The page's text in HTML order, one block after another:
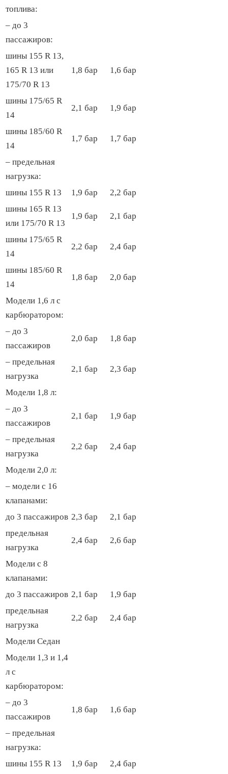
топлива:
– до 3
пассажиров:
шины 155 R 13,
165 R 13 или
175/70 R 13
1,8 бар 1,6 бар
шины 175/65 R
14
2,1 бар 1,9 бар
шины 185/60 R
14
1,7 бар 1,7 бар
– предельная
нагрузка:
шины 155 R 13
1,9 бар
2,2 бар
шины 165 R 13
или 175/70 R 13
1,9 бар 2,1 бар
шины 175/65 R
14
2,2 бар 2,4 бар
шины 185/60 R
14
1,8 бар 2,0 бар
Модели 1,6 л с
карбюратором:
– до 3
пассажиров
2,0 бар 1,8 бар
– предельная
нагрузка
2,1 бар 2,3 бар
Модели 1,8 л:
– до 3
пассажиров
2,1 бар 1,9 бар
– предельная
нагрузка
2,2 бар 2,4 бар
Модели 2,0 л:
– модели с 16
клапанами:
до 3 пассажиров 2,3 бар
2,1 бар
предельная
нагрузка
2,4 бар 2,6 бар
Модели с 8
клапанами:
до 3 пассажиров 2,1 бар
1,9 бар
предельная
нагрузка
2,2 бар 2,4 бар
Модели Седан
Модели 1,3 и 1,4
л с
карбюратором:
– до 3
пассажиров
1,8 бар 1,6 бар
– предельная
нагрузка:
шины 155 R 13
1,9 бар
2,4 бар